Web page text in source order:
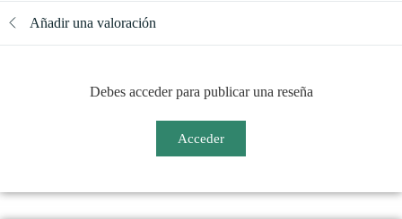
Añadir una valoración
Debes acceder para publicar una reseña
Acceder